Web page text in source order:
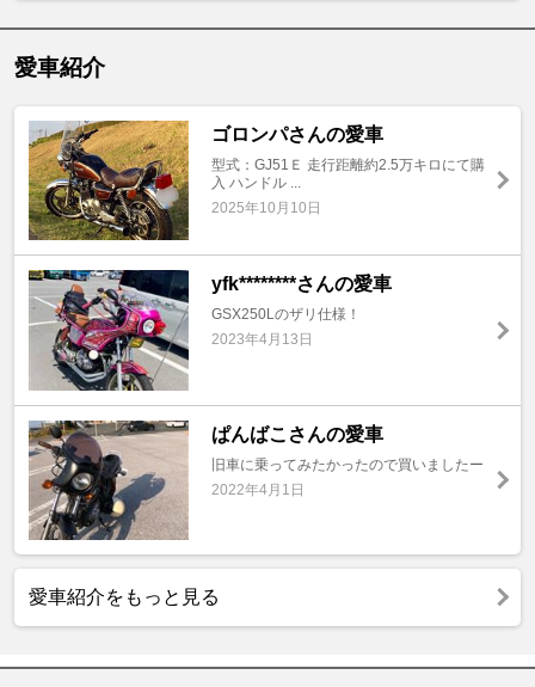
愛車紹介
ゴロンパさんの愛車
型式：GJ51Ｅ 走行距離約2.5万キロにて購
入 ハンドル ...
2025年10月10日
yfk********さんの愛車
GSX250Lのザリ仕様！
2023年4月13日
ぱんばこさんの愛車
旧車に乗ってみたかったので買いましたー
2022年4月1日
愛車紹介をもっと見る